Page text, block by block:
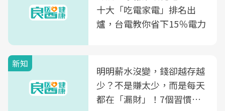
十大「吃電家電」排名出
爐，台電教你省下15％電力
新知
明明薪水沒變，錢卻越存越
少？不是賺太少，而是每天
都在「漏財」！7個習慣一